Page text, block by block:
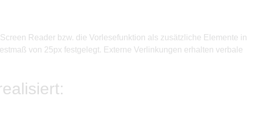
Reader bzw. die Vorlesefunktion als zusätzliche Elemente in
von 25px festgelegt. Externe Verlinkungen erhalten verbale